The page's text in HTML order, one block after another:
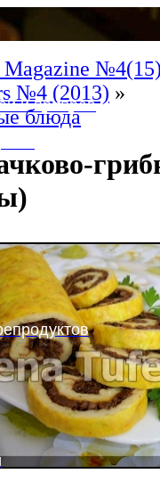
и приправ
Magazine
№4 (2013) »
блюда